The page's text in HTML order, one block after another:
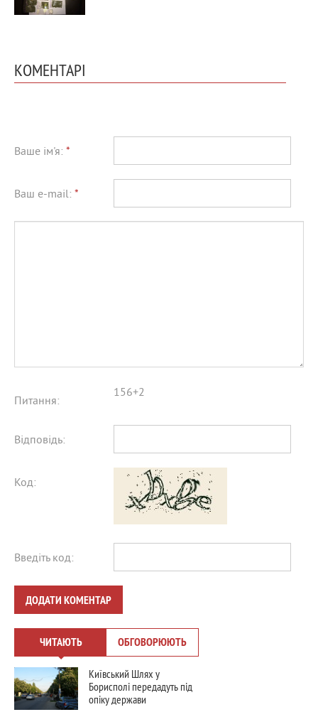
КОМЕНТАРІ
Ваше ім'я: *
Ваш e-mail: *
Питання:
156+2
Відповідь:
Код:
Введіть код:
ДОДАТИ КОМЕНТАР
ЧИТАЮТЬ ОБГОВОРЮЮТЬ
Київський Шлях у
Борисполі передадуть під
опіку держави